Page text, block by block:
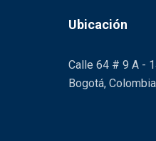
Ubicación
Calle 64 # 9 A -
Bogotá,